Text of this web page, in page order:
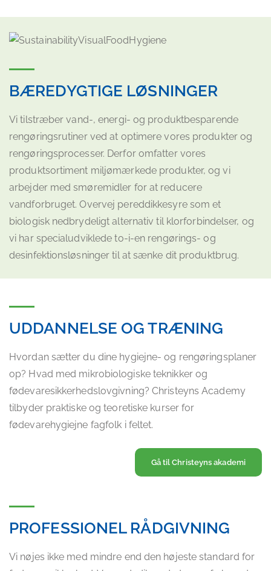
BÆREDYGTIGE LØSNINGER
Vi tilstræber vand-, energi- og produktbesparende
rengøringsrutiner ved at optimere vores produkter og
rengøringsprocesser. Derfor omfatter vores
produktsortiment miljømærkede produkter, og vi
arbejder med smøremidler for at reducere
vandforbruget. Overvej pereddikkesyre som et
biologisk nedbrydeligt alternativ til klorforbindelser, og
vi har specialudviklede to-i-en rengørings- og
desinfektionsløsninger til at sænke dit produktbrug.
UDDANNELSE OG TRÆNING
Hvordan sætter du dine hygiejne- og rengøringsplaner
op? Hvad med mikrobiologiske teknikker og
fødevaresikkerhedslovgivning? Christeyns Academy
tilbyder praktiske og teoretiske kurser for
fødevarehygiejne fagfolk i feltet.
Gå til Christeyns akademi
PROFESSIONEL RÅDGIVNING
Vi nøjes ikke med mindre end den højeste standard for